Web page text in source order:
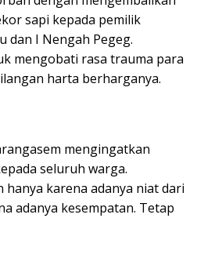
sapi kepada pemilik
dan I Nengah Pegeg.
mengobati rasa trauma para
harta berharganya.
mengingatkan
seluruh warga.
hanya karena adanya niat dari
adanya kesempatan. Tetap